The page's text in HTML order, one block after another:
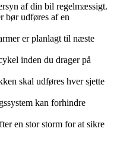
af din bil regelmæssigt.
bør udføres af en
er planlagt til næste
inden du drager på
skal udføres hver sjette
kan forhindre
en stor storm for at sikre